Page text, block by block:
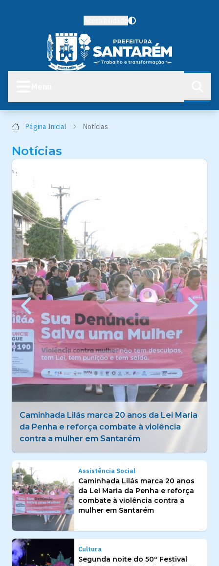
Página Inicial Notícias
Notícias
Segunda noite do 50º Festival Folclórico de
Santarém reúne 8 mil pessoas e celebra
tradição das quadrilhas estilizadas
Assistência Social
Caminhada Lilás marca 20 anos
da Lei Maria da Penha e reforça
combate à violência contra a
mulher em Santarém
Cultura
Segunda noite do 50º Festival